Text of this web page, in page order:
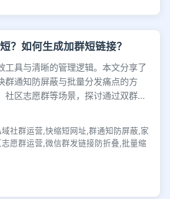
？如何生成加群短链接？
工具与清晰的管理逻辑。本文分享了
群通知防屏蔽与批量分发痛点的方
社区志愿群等场景，探讨通过双群
社群运营,快缩短网址,群通知防屏蔽,家
愿群运营,微信群发链接防折叠,批量缩